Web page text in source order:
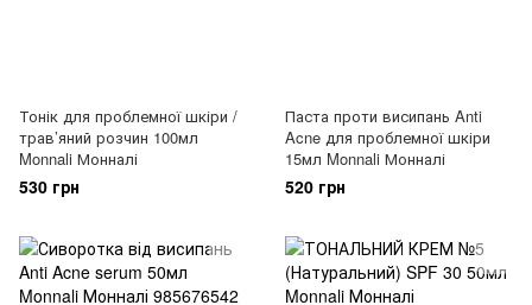
Тонік для проблемної шкіри /
трав’яний розчин 100мл
Monnali Монналі
530 грн
Паста проти висипань Anti
Acne для проблемної шкіри
15мл Monnali Монналі
520 грн